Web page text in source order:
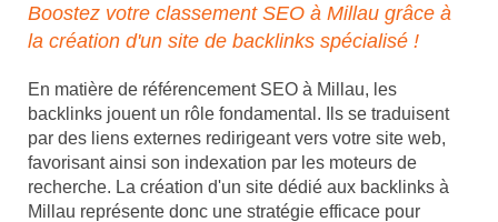
Boostez votre classement SEO à Millau grâce à
la création d'un site de backlinks spécialisé !
En matière de référencement SEO à Millau, les
backlinks jouent un rôle fondamental. Ils se traduisent
par des liens externes redirigeant vers votre site web,
favorisant ainsi son indexation par les moteurs de
recherche. La création d'un site dédié aux backlinks à
Millau représente donc une stratégie efficace pour